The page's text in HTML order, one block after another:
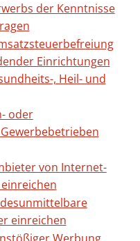
der Kenntnisse
Einrichtungen
, Heil- und
oder
von Internet-
einreichen